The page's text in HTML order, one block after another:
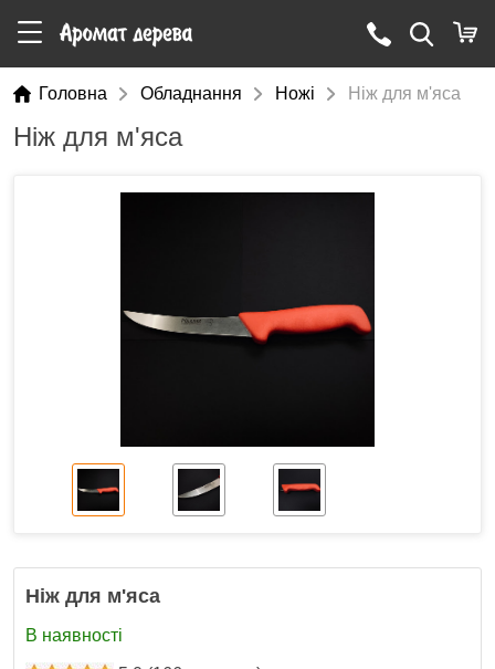
Головна Обладнання Ножі Ніж для м'яса
Ніж для м'яса
Ніж для м'яса
В наявності